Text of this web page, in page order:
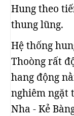
Hung theo
thung lũng.
Hệ thống
Thoòng rất
hang động
nghiêm ngặt
Nha - Kẻ